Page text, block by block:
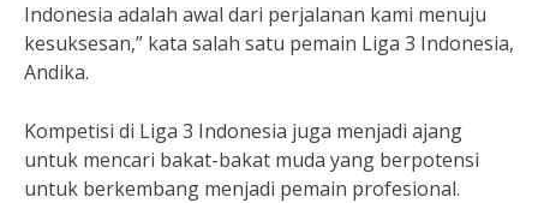
Indonesia adalah awal dari perjalanan kami menuju
kesuksesan,” kata salah satu pemain Liga 3 Indonesia,
Andika.
Kompetisi di Liga 3 Indonesia juga menjadi ajang
untuk mencari bakat-bakat muda yang berpotensi
untuk berkembang menjadi pemain profesional.